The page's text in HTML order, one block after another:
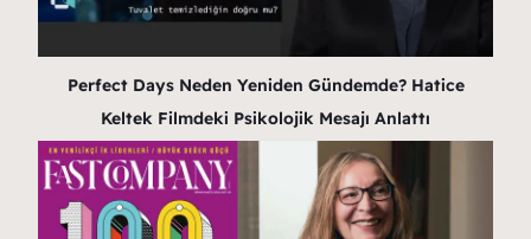
Perfect Days Neden Yeniden Gündemde? Hatice
Keltek Filmdeki Psikolojik Mesajı Anlattı